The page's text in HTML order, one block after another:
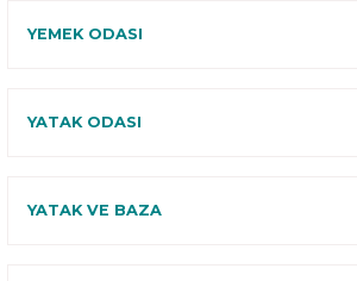
YEMEK ODASI
YATAK ODASI
YATAK VE BAZA